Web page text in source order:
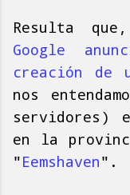
Resulta
Google
creación de
nos
servidores)
en la
"Eemshaven".